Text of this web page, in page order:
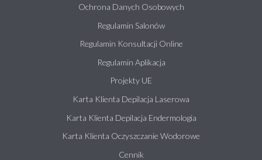
Ochrona Danych Osobowych
Regulamin Salonów
Regulamin Konsultacji Online
Regulamin Aplikacja
Projekty UE
Karta Klienta Depilacja Laserowa
Karta Klienta Depilacja Endermologia
Karta Klienta Oczyszczanie Wodorowe
Cennik